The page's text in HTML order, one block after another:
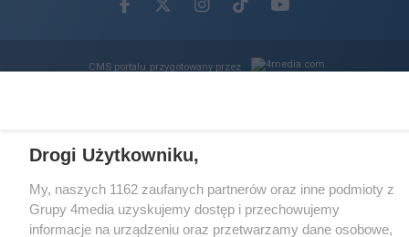
Facebook.com
X.comInstagram.com
Tiktok.comYoutube.com
CMS portalu przygotowany przez
Drogi Użytkowniku,
My, naszych 1162 zaufanych partnerów oraz inne podmioty z
Grupy 4media uzyskujemy dostęp i przechowujemy
informacje na urządzeniu oraz przetwarzamy dane osobowe,